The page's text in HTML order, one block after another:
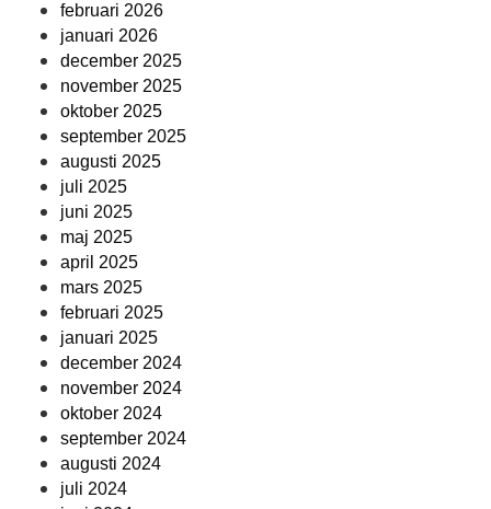
februari 2026
januari 2026
december 2025
november 2025
oktober 2025
september 2025
augusti 2025
juli 2025
juni 2025
maj 2025
april 2025
mars 2025
februari 2025
januari 2025
december 2024
november 2024
oktober 2024
september 2024
augusti 2024
juli 2024